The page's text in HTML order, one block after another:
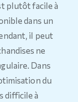
plutôt facile à
dans un
il peut
ne
Dans
du
difficile à